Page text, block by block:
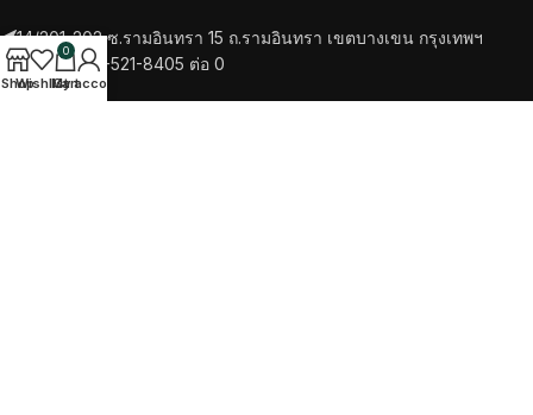
14/201-202 ซ.รามอินทรา 15 ถ.รามอินทรา เขตบางเขน กรุงเทพฯ
โทรศัพท์ 02-521-8405 ต่อ 0
Shop
Wishlist
0
Cart
My account